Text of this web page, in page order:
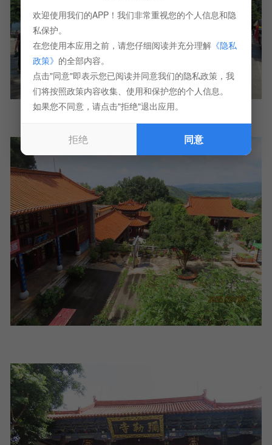
欢迎使用我们的APP！我们非常重视您的个人信息和隐
私保护。
在您使用本应用之前，请您仔细阅读并充分理解《隐私
政策》 的全部内容。
点击"同意"即表示您已阅读并同意我们的隐私政策，我
们将按照政策内容收集、使用和保护您的个人信息。
如果您不同意，请点击"拒绝"退出应用。
拒绝 同意